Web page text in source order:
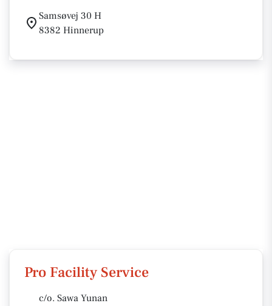
Samsøvej 30 H
8382 Hinnerup
Pro Facility Service
c/o. Sawa Yunan